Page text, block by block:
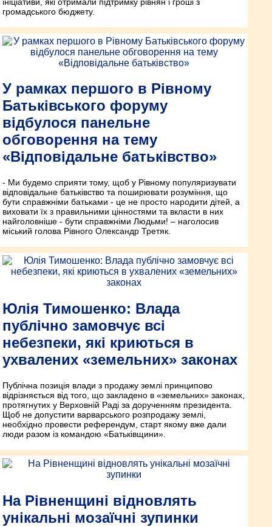
громадського бюджету.
У рамках першого в Рівному
Батьківського форуму
відбулося панельне
обговорення на тему
«Відповідальне батьківство»
- Ми будемо сприяти тому, щоб у Рівному популяризувати
відповідальне батьківство та поширювати розуміння, що
бути справжніми батьками - це не просто народити дітей, а
виховати їх з правильними цінностями та вкласти в них
найголовніше - бути справжніми Людьми! – наголосив
міський голова Рівного Олександр Третяк.
Юлія Тимошенко: Влада
публічно замовчує всі
небезпеки, які криються в
ухвалених «земельних» законах
Публічна позиція влади з продажу землі принципово
відрізняється від того, що закладено в «земельних» законах,
протягнутих у Верховній Раді за дорученням президента.
Щоб не допустити варварського розпродажу землі,
необхідно провести референдум, старт якому вже дали
люди разом із командою «Батьківщини».
На Рівненщині відновлять
унікальні мозаїчні зупинки